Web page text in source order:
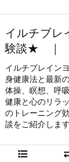
イルチブレ
験談★ ｜
イルチブレイン
身健康法と最新
体操、瞑想、呼
健康と心のリラ
のトレーニング
談をご紹介します